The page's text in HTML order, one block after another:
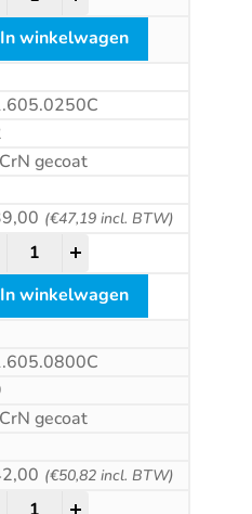
In winkelwagen
gecoat
(€47,19incl. BTW)
HSS-E Universeelfrees,
In winkelwagen
gecoat
(€50,82incl. BTW)
HSS-E Universeelfrees,